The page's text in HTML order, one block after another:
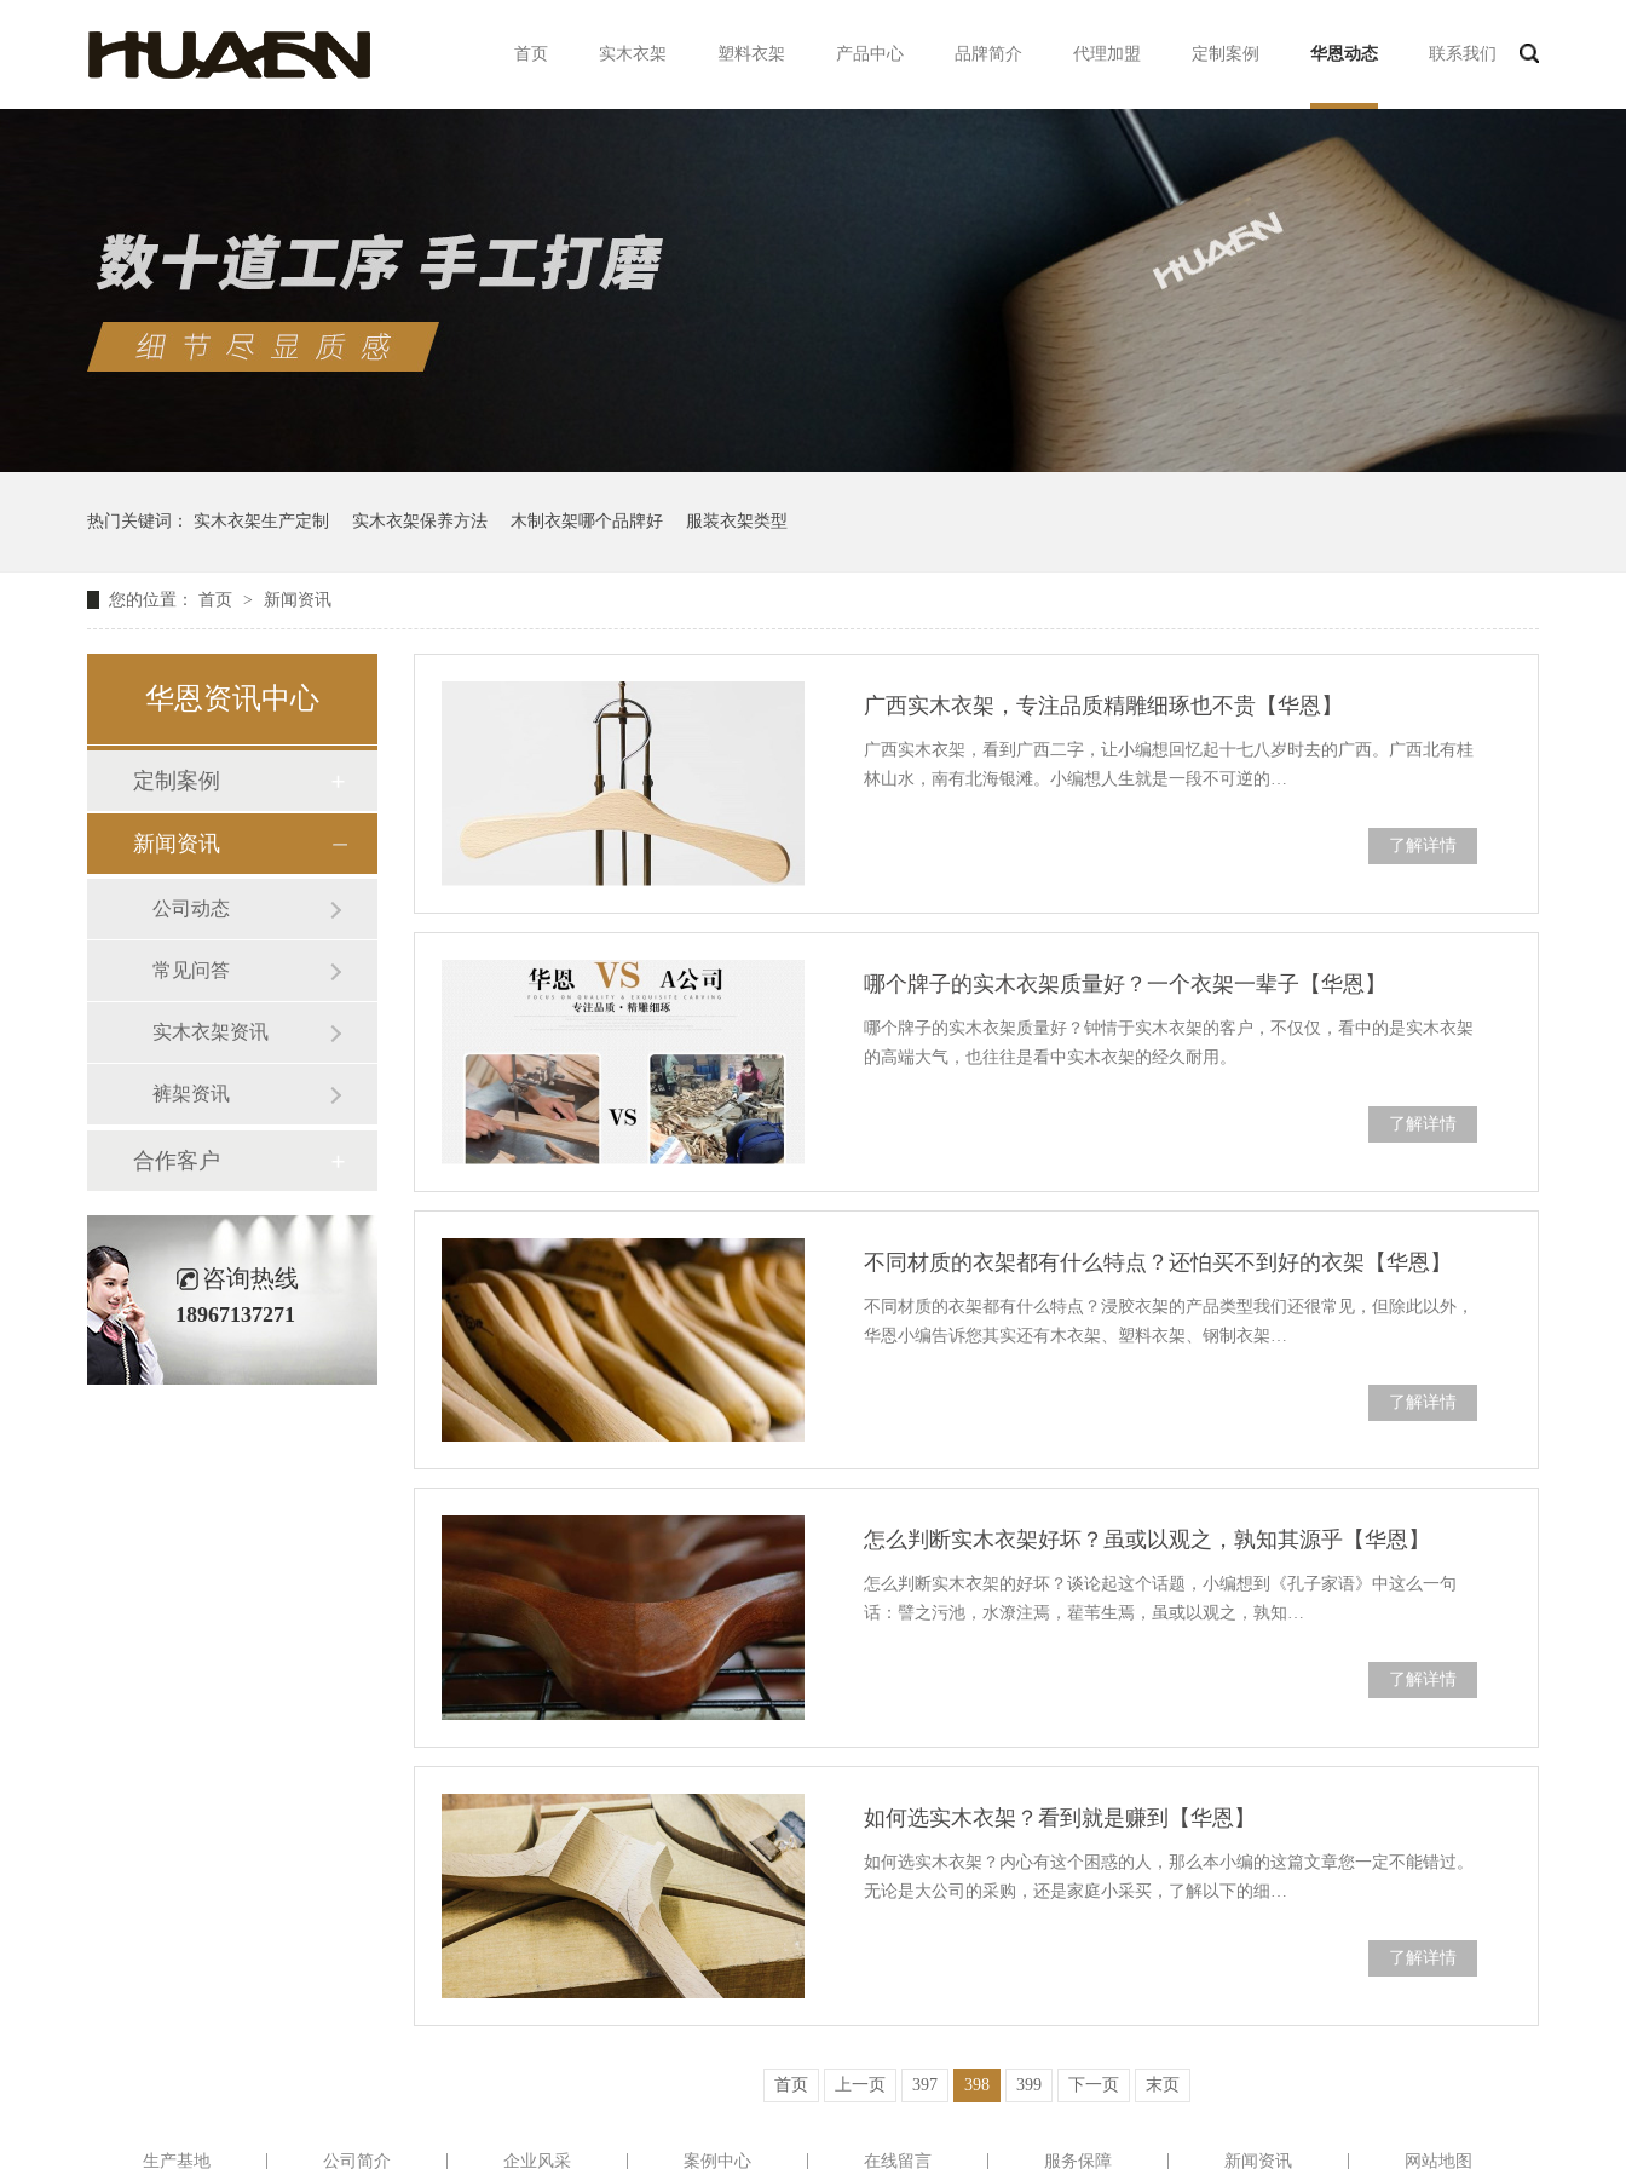
首页 实木衣架 塑料衣架 产品中心 品牌简介 代理加盟 定制案例 华恩动态 联系我们
热门关键词： 实木衣架生产定制 实木衣架保养方法 木制衣架哪个品牌好 服装衣架类型
您的位置： 首页 > 新闻资讯
华恩资讯中心
定制案例
新闻资讯
公司动态
常见问答
实木衣架资讯
裤架资讯
合作客户
咨询热线
18967137271
广西实木衣架，专注品质精雕细琢也不贵【华恩】
广西实木衣架，看到广西二字，让小编想回忆起十七八岁时去的广西。广西北有桂
林山水，南有北海银滩。小编想人生就是一段不可逆的…
了解详情
哪个牌子的实木衣架质量好？一个衣架一辈子【华恩】
哪个牌子的实木衣架质量好？钟情于实木衣架的客户，不仅仅，看中的是实木衣架
的高端大气，也往往是看中实木衣架的经久耐用。
了解详情
不同材质的衣架都有什么特点？还怕买不到好的衣架【华恩】
不同材质的衣架都有什么特点？浸胶衣架的产品类型我们还很常见，但除此以外，
华恩小编告诉您其实还有木衣架、塑料衣架、钢制衣架…
了解详情
怎么判断实木衣架好坏？虽或以观之，孰知其源乎【华恩】
怎么判断实木衣架的好坏？谈论起这个话题，小编想到《孔子家语》中这么一句
话：譬之污池，水潦注焉，雚苇生焉，虽或以观之，孰知…
了解详情
如何选实木衣架？看到就是赚到【华恩】
如何选实木衣架？内心有这个困惑的人，那么本小编的这篇文章您一定不能错过。
无论是大公司的采购，还是家庭小采买，了解以下的细…
了解详情
首页 上一页 397 398 399 下一页 末页
生产基地 公司简介 企业风采 案例中心 在线留言 服务保障 新闻资讯 网站地图